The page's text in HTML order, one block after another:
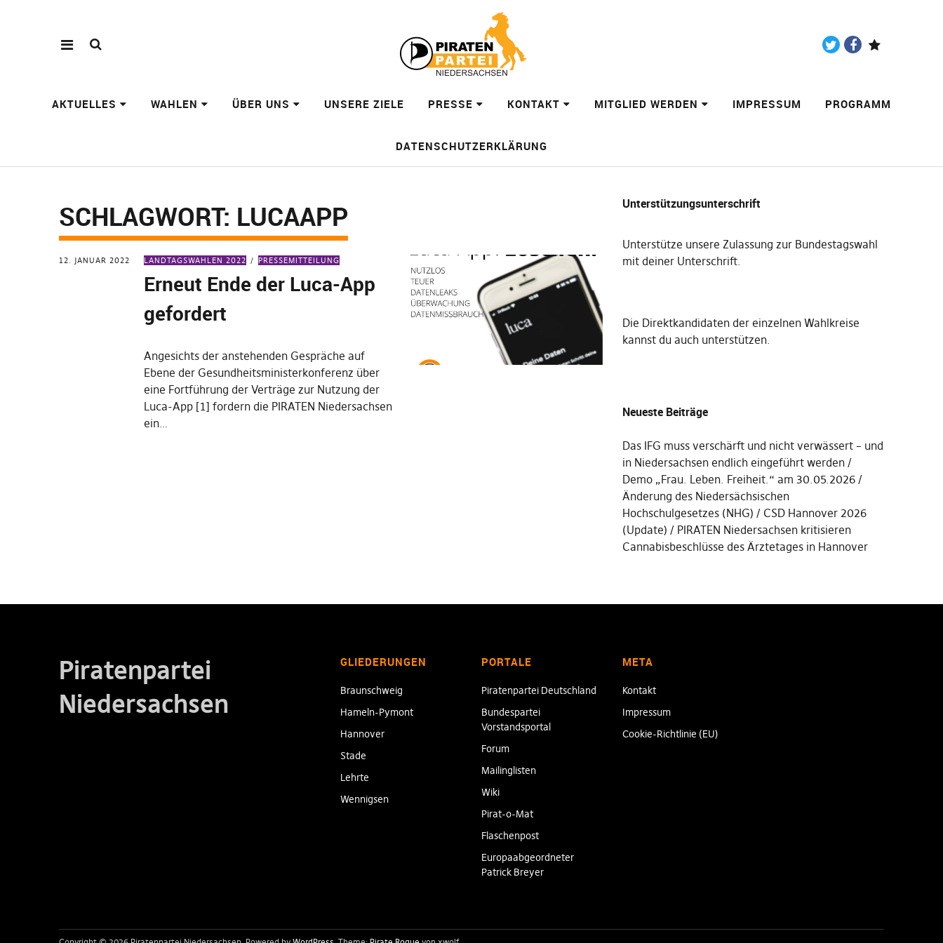
AKTUELLES WAHLEN ÜBER UNS UNSERE ZIELE PRESSE KONTAKT MITGLIED WERDEN IMPRESSUM PROGRAMM
DATENSCHUTZERKLÄRUNG
SCHLAGWORT: LUCAAPP
12. JANUAR 2022 LANDTAGSWAHLEN 2022 PRESSEMITTEILUNG
Erneut Ende der Luca-App
gefordert
Angesichts der anstehenden Gespräche auf
Ebene der Gesundheitsministerkonferenz über
eine Fortführung der Verträge zur Nutzung der
Luca-App [1] fordern die PIRATEN Niedersachsen
ein…
Unterstützungsunterschrift
Unterstütze unsere Zulassung zur Bundestagswahl
mit deiner Unterschrift.
Die Direktkandidaten der einzelnen Wahlkreise
kannst du auch unterstützen.
Neueste Beiträge
Das IFG muss verschärft und nicht verwässert – und
in Niedersachsen endlich eingeführt werden
Demo „Frau. Leben. Freiheit.“ am 30.05.2026
Änderung des Niedersächsischen
Hochschulgesetzes (NHG)
CSD Hannover 2026
(Update)
PIRATEN Niedersachsen kritisieren
Cannabisbeschlüsse des Ärztetages in Hannover
Piratenpartei
Niedersachsen
GLIEDERUNGEN
Braunschweig
Hameln-Pymont
Hannover
Stade
Lehrte
Wennigsen
PORTALE
Piratenpartei Deutschland
Bundespartei
Vorstandsportal
Forum
Mailinglisten
Wiki
Pirat-o-Mat
Flaschenpost
Europaabgeordneter
Patrick Breyer
META
Kontakt
Impressum
Cookie-Richtlinie (EU)